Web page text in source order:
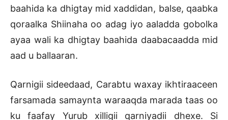
baahida ka dhigtay mid xaddidan, balse, qaabka
qoraalka Shiinaha oo adag iyo aaladda gobolka
ayaa wali ka dhigtay baahida daabacaadda mid
aad u ballaaran.
Qarnigii sideedaad, Carabtu waxay ikhtiraaceen
farsamada samaynta waraaqda marada taas oo
ku faafay Yurub xilligii qarniyadii dhexe. Si